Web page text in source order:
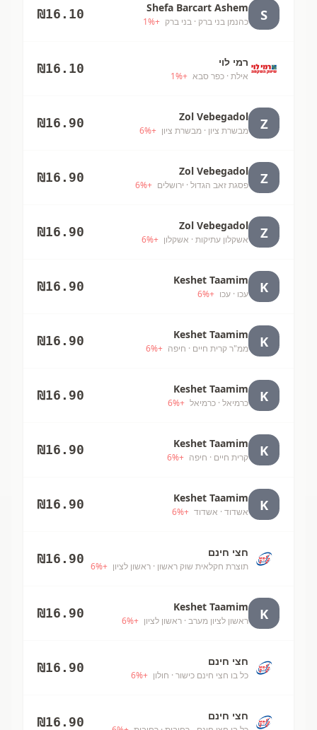
S
Shefa Barcart Ashem
כהנמן בני ברק · בני ברק +
1%
₪16.10
רמי לוי
אילת · כפר סבא +
1%
₪16.10
Z
Zol Vebegadol
מבשרת ציון · מבשרת ציון +
6%
₪16.90
Z
Zol Vebegadol
פסגת זאב הגדול · ירושלים +
6%
₪16.90
Z
Zol Vebegadol
אשקלון עתיקות · אשקלון +
6%
₪16.90
K
Keshet Taamim
עכו · עכו +
6%
₪16.90
K
Keshet Taamim
ממ"ר קרית חיים · חיפה +
6%
₪16.90
K
Keshet Taamim
כרמיאל · כרמיאל +
6%
₪16.90
K
Keshet Taamim
קרית חיים · חיפה +
6%
₪16.90
K
Keshet Taamim
אשדוד · אשדוד +
6%
₪16.90
חצי חינם
תוצרת חקלאית שוק ראשון · ראשון לציון +
6%
₪16.90
K
Keshet Taamim
ראשון לציון מערב · ראשון לציון +
6%
₪16.90
חצי חינם
כל בו חצי חינם כישור · חולון +
6%
₪16.90
חצי חינם ₪16.90